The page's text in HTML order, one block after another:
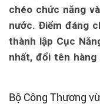
chéo chức năng
nước. Điểm đáng
thành lập Cục
nhất, đổi tên
Bộ Công Thương